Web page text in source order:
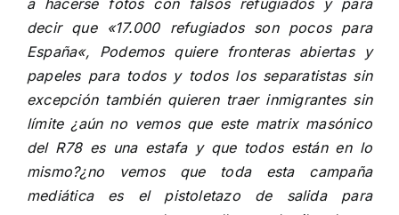
a hacerse fotos con falsos refugiados y para
decir que «17.000 refugiados son pocos para
España«, Podemos quiere fronteras abiertas y
papeles para todos y todos los separatistas sin
excepción también quieren traer inmigrantessin
límite ¿aún no vemos que este matrix masónico
del R78 es una estafa y que todos están en lo
mismo?¿no vemos que toda esta campaña
mediática es el pistoletazo de salida para